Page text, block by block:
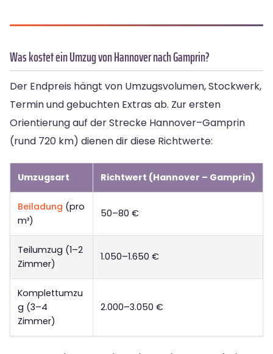
Was kostet ein Umzug von Hannover nach Gamprin?
Der Endpreis hängt von Umzugsvolumen, Stockwerk,
Termin und gebuchten Extras ab. Zur ersten
Orientierung auf der Strecke Hannover–Gamprin
(rund 720 km) dienen dir diese Richtwerte:
Umzugsart Richtwert (Hannover – Gamprin)
Beiladung (pro
m³)
50–80 €
Teilumzug (1–2
Zimmer)
1.050–1.650 €
Komplettumzu
g (3–4
Zimmer)
2.000–3.050 €